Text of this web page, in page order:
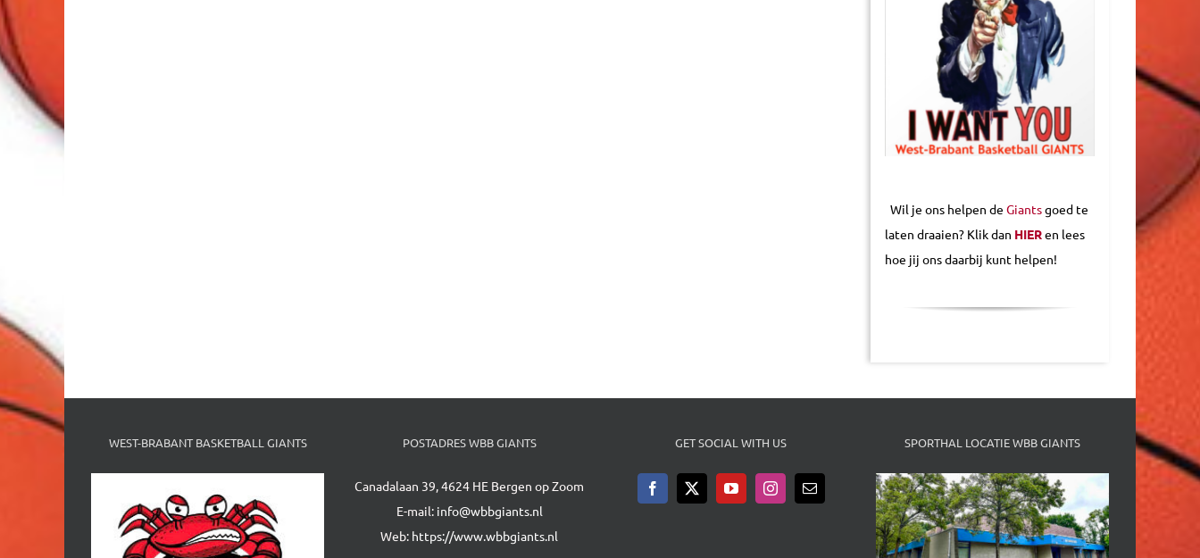
Wil je ons helpen deGiantsgoed te
laten draaien? Klik dan HIERen lees
hoe jij ons daarbij kunt helpen!
WEST-BRABANT BASKETBALL GIANTS POSTADRES WBB GIANTS
Canadalaan 39, 4624 HE Bergen op Zoom
E-mail: info@wbbgiants.nl
Web: https://www.wbbgiants.nl
GET SOCIAL WITH US SPORTHAL LOCATIE WBB GIANTS